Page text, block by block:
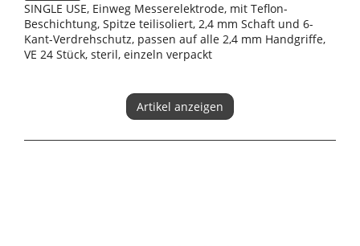
SINGLE USE, Einweg Messerelektrode, mit Teflon-
Beschichtung, Spitze teilisoliert, 2,4 mm Schaft und 6-
Kant-Verdrehschutz, passen auf alle 2,4 mm Handgriffe,
VE 24 Stück, steril, einzeln verpackt
Artikel anzeigen